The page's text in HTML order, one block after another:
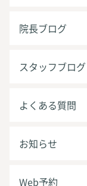
院長ブログ
スタッフブログ
よくある質問
お知らせ
Web予約